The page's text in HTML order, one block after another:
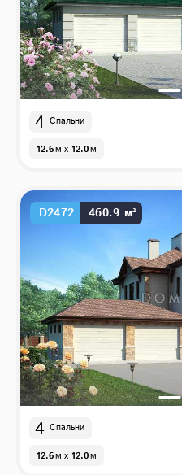
4 Спальни
12.6м x 12.0м
D2472 460.9 м²
4 Спальни
12.6м x 12.0м